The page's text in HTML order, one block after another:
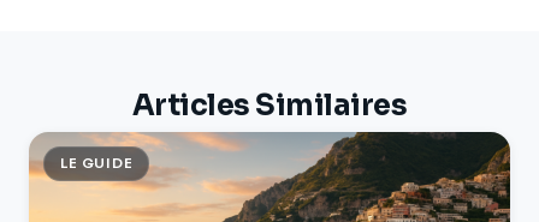
Articles Similaires
LE GUIDE